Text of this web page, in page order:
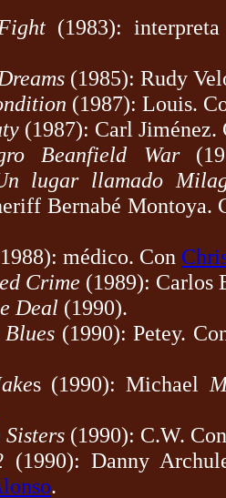
(1983):
(1985): Rudy
(1987): Louis.
(1987): Carl Jiménez.
Beanfield War
lugar llamado
Bernabé Montoya.
médico. Con
Crime (1989): Carlos
Deal (1990).
(1990): Petey.
s (1990): Michael
Sisters (1990): C.W.
(1990): Danny
.